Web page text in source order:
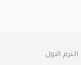
الترم الاول